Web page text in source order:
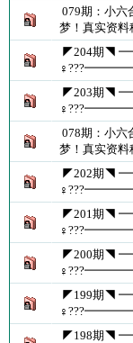
079期：小
梦！真实资料
◤204期◥
◤203期◥
078期：小
梦！真实资料
◤202期◥
◤201期◥
◤200期◥
◤199期◥
◤198期◥